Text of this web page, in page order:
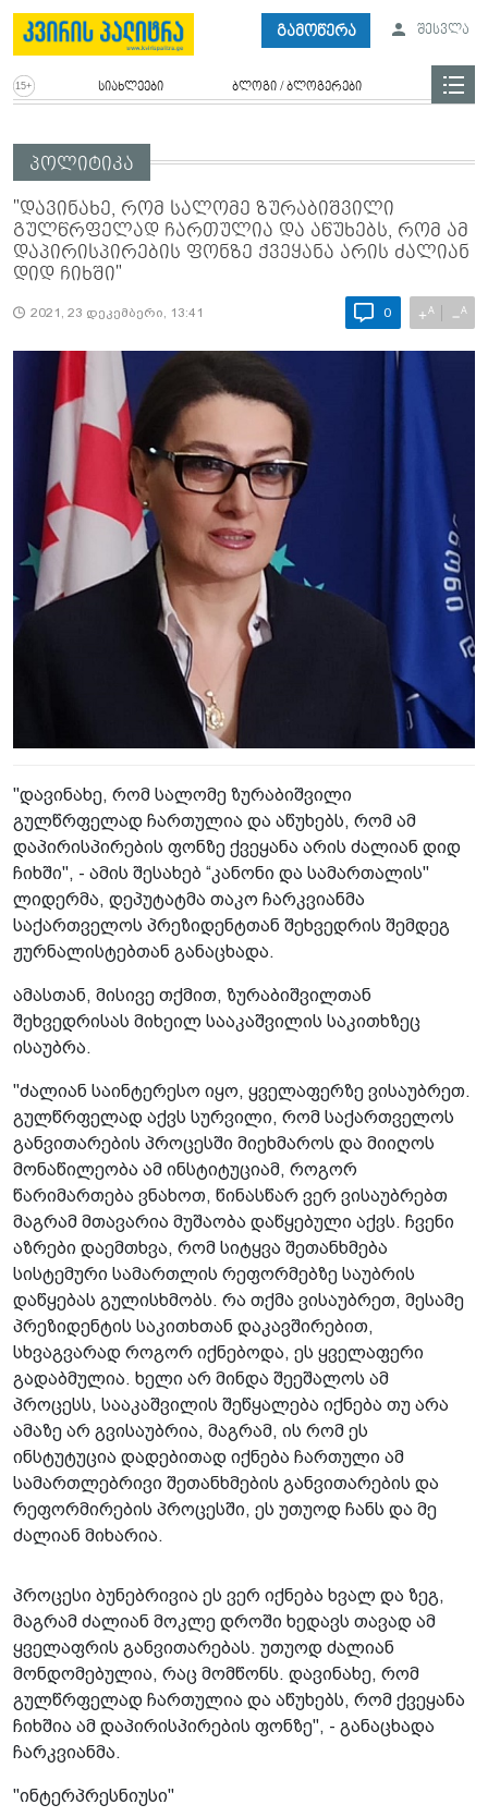
გამოწერა შესვლა
სიახლეები ბლოგი / ბლოგერები
პოლიტიკა
"დავინახე, რომ სალომე ზურაბიშვილი
გულწრფელად ჩართულია და აწუხებს, რომ ამ
დაპირისპირების ფონზე ქვეყანა არის ძალიან
დიდ ჩიხში"
2021, 23 დეკემბერი, 13:41 0 +A −A
"დავინახე, რომ სალომე ზურაბიშვილი
გულწრფელად ჩართულია და აწუხებს, რომ ამ
დაპირისპირების ფონზე ქვეყანა არის ძალიან დიდ
ჩიხში", - ამის შესახებ “კანონი და სამართალის"
ლიდერმა, დეპუტატმა თაკო ჩარკვიანმა
საქართველოს პრეზიდენტთან შეხვედრის შემდეგ
ჟურნალისტებთან განაცხადა.
ამასთან, მისივე თქმით, ზურაბიშვილთან
შეხვედრისას მიხეილ სააკაშვილის საკითხზეც
ისაუბრა.
"ძალიან საინტერესო იყო, ყველაფერზე ვისაუბრეთ.
გულწრფელად აქვს სურვილი, რომ საქართველოს
განვითარების პროცესში მიეხმაროს და მიიღოს
მონაწილეობა ამ ინსტიტუციამ, როგორ
წარიმართება ვნახოთ, წინასწარ ვერ ვისაუბრებთ
მაგრამ მთავარია მუშაობა დაწყებული აქვს. ჩვენი
აზრები დაემთხვა, რომ სიტყვა შეთანხმება
სისტემური სამართლის რეფორმებზე საუბრის
დაწყებას გულისხმობს. რა თქმა ვისაუბრეთ, მესამე
პრეზიდენტის საკითხთან დაკავშირებით,
სხვაგვარად როგორ იქნებოდა, ეს ყველაფერი
გადაბმულია. ხელი არ მინდა შეეშალოს ამ
პროცესს, სააკაშვილის შეწყალება იქნება თუ არა
ამაზე არ გვისაუბრია, მაგრამ, ის რომ ეს
ინსტუტუცია დადებითად იქნება ჩართული ამ
სამართლებრივი შეთანხმების განვითარების და
რეფორმირების პროცესში, ეს უთუოდ ჩანს და მე
ძალიან მიხარია.
პროცესი ბუნებრივია ეს ვერ იქნება ხვალ და ზეგ,
მაგრამ ძალიან მოკლე დროში ხედავს თავად ამ
ყველაფრის განვითარებას. უთუოდ ძალიან
მონდომებულია, რაც მომწონს. დავინახე, რომ
გულწრფელად ჩართულია და აწუხებს, რომ ქვეყანა
ჩიხშია ამ დაპირისპირების ფონზე", - განაცხადა
ჩარკვიანმა.
"ინტერპრესნიუსი"